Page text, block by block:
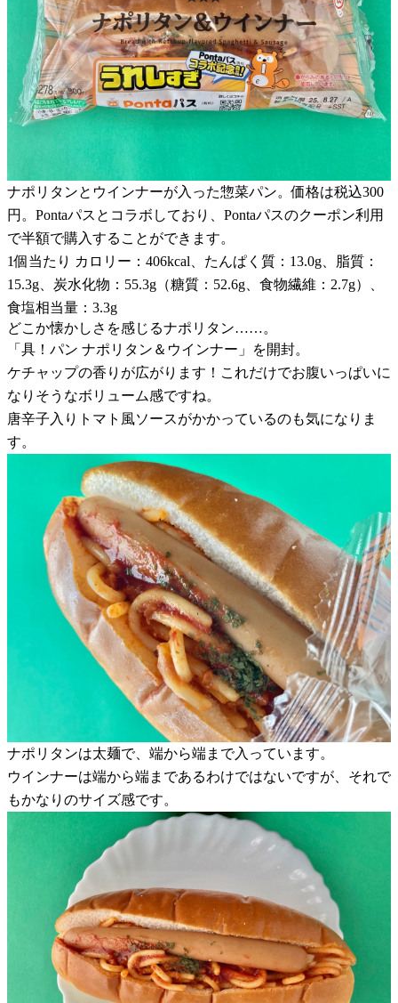
ナポリタンとウインナーが入った惣菜パン。価格は税込300
円。Pontaパスとコラボしており、Pontaパスのクーポン利用
で半額で購入することができます。
1個当たり カロリー：406kcal、たんぱく質：13.0g、脂質：
15.3g、炭水化物：55.3g（糖質：52.6g、食物繊維：2.7g）、
食塩相当量：3.3g
どこか懐かしさを感じるナポリタン……。
「具！パン ナポリタン＆ウインナー」を開封。
ケチャップの香りが広がります！これだけでお腹いっぱいに
なりそうなボリューム感ですね。
唐辛子入りトマト風ソースがかかっているのも気になりま
す。
ナポリタンは太麺で、端から端まで入っています。
ウインナーは端から端まであるわけではないですが、それで
もかなりのサイズ感です。